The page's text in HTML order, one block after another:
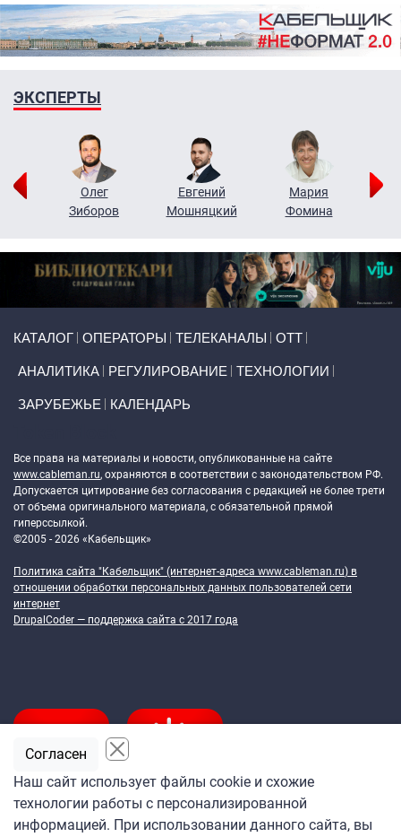
ЭКСПЕРТЫ
Олег
Зиборов
Евгений
Мошняцкий
Мария
Фомина
КАТАЛОГ ОПЕРАТОРЫ ТЕЛЕКАНАЛЫ ОТТ
АНАЛИТИКА РЕГУЛИРОВАНИЕ ТЕХНОЛОГИИ
ЗАРУБЕЖЬЕ КАЛЕНДАРЬ
Все права на материалы и новости, опубликованные на сайте
www.cableman.ru, охраняются в соответствии с законодательством РФ.
Допускается цитирование без согласования с редакцией не более трети
от объема оригинального материала, с обязательной прямой
гиперссылкой.
©2005 - 2026 «Кабельщик»
Политика сайта "Кабельщик" (интернет-адреса www.cableman.ru) в
отношении обработки персональных данных пользователей сети
интернет
DrupalCoder — поддержка сайта c 2017 года
Подпишитесь
Наш сайт использует файлы cookie и схожие
технологии работы с персонализированной
информацией. При использовании данного сайта, вы
Согласен